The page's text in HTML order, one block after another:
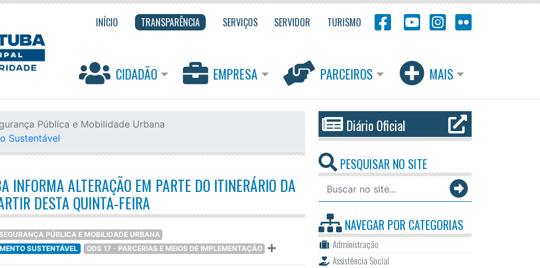
INÍCIO TRANSPARÊNCIA SERVIÇOS SERVIDOR TURISMO
CIDADÃO EMPRESA PARCEIROS MAIS
Pública e Mobilidade Urbana
Sustentável
INFORMA ALTERAÇÃO EM PARTE DO ITINERÁRIO DA
DESTA QUINTA-FEIRA
PÚBLICA E MOBILIDADE URBANA
SUSTENTÁVEL
ODS 17 - PARCERIAS E MEIOS DE IMPLEMENTAÇÃO
Diário Oficial
PESQUISAR NO SITE
NAVEGAR PORCATEGORIAS
Administração
Assistência Social